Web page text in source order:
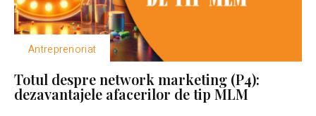
Antreprenoriat
Totul despre network marketing (P4):
dezavantajele afacerilor de tip MLM